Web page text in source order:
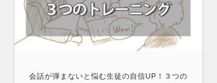
会話が弾まないと悩む生徒の自信UP！３つの